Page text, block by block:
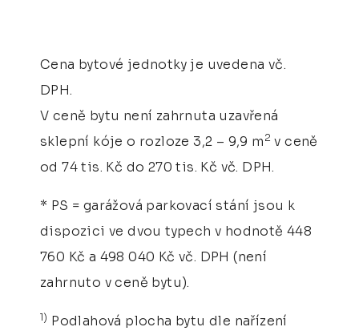
Cena bytové jednotky je uvedena vč.
DPH.
V ceně bytu není zahrnuta uzavřená
sklepní kóje o rozloze 3,2 – 9,9 m 2 v ceně
od 74 tis. Kč do 270 tis. Kč vč. DPH.
* PS = garážová parkovací stání jsou k
dispozici ve dvou typech v hodnotě 448
760 Kč a 498 040 Kč vč. DPH (není
zahrnuto v ceně bytu).
1) Podlahová plocha bytu dle nařízení